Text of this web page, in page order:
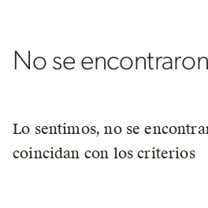
No se
Lo sentimos, no se
coincidan con los criterios